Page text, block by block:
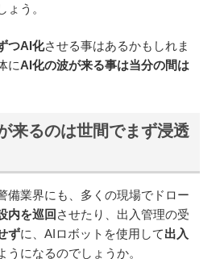
ょう。
つAI化させる事はあるかもしれま
にAI化の波が来る事は当分の間は
来るのは世間でまず浸透
備業界にも、多くの現場でドロー
内を巡回 させたり、出入管理の受
ずに、AIロボットを使用して出入
うになるのでしょうか。